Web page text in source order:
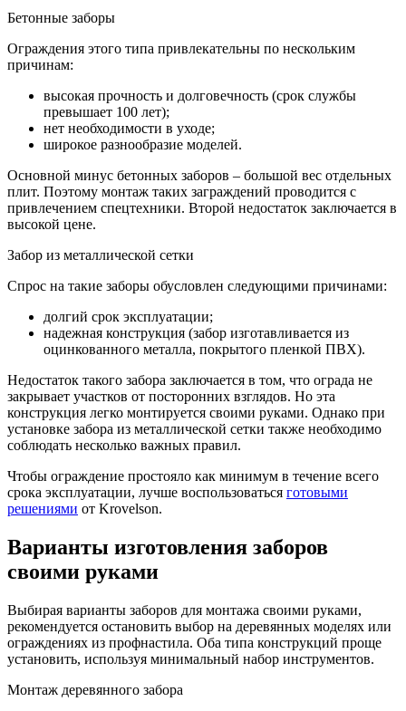
Бетонные заборы
Ограждения этого типа привлекательны по нескольким
причинам:
высокая прочность и долговечность (срок службы
превышает 100 лет);
нет необходимости в уходе;
широкое разнообразие моделей.
Основной минус бетонных заборов – большой вес отдельных
плит. Поэтому монтаж таких заграждений проводится с
привлечением спецтехники. Второй недостаток заключается в
высокой цене.
Забор из металлической сетки
Спрос на такие заборы обусловлен следующими причинами:
долгий срок эксплуатации;
надежная конструкция (забор изготавливается из
оцинкованного металла, покрытого пленкой ПВХ).
Недостаток такого забора заключается в том, что ограда не
закрывает участков от посторонних взглядов. Но эта
конструкция легко монтируется своими руками. Однако при
установке забора из металлической сетки также необходимо
соблюдать несколько важных правил.
Чтобы ограждение простояло как минимум в течение всего
срока эксплуатации, лучше воспользоваться готовыми
решениями от Krovelson.
Варианты изготовления заборов
своими руками
Выбирая варианты заборов для монтажа своими руками,
рекомендуется остановить выбор на деревянных моделях или
ограждениях из профнастила. Оба типа конструкций проще
установить, используя минимальный набор инструментов.
Монтаж деревянного забора